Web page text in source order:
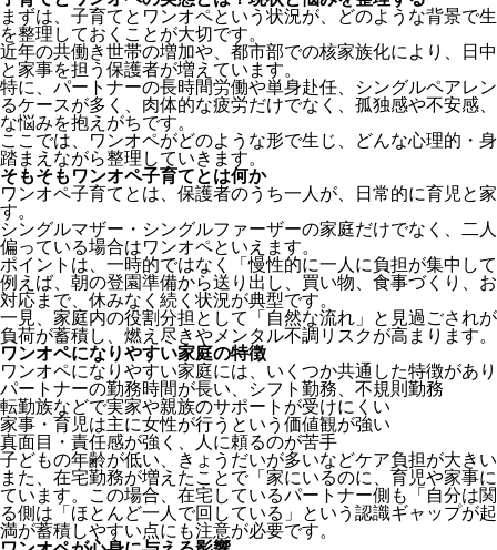
まずは、子育てとワンオペという状況が、どのような背景で
を整理しておくことが大切です。
近年の共働き世帯の増加や、都市部での核家族化により、日
と家事を担う保護者が増えています。
特に、パートナーの長時間労働や単身赴任、シングルペアレ
るケースが多く、肉体的な疲労だけでなく、孤独感や不安感
な悩みを抱えがちです。
ここでは、ワンオペがどのような形で生じ、どんな心理的・
踏まえながら整理していきます。
そもそもワンオペ子育てとは何か
ワンオペ子育てとは、保護者のうち一人が、日常的に育児と
す。
シングルマザー・シングルファーザーの家庭だけでなく、二
偏っている場合はワンオペといえます。
ポイントは、一時的ではなく「慢性的に一人に負担が集中し
例えば、朝の登園準備から送り出し、買い物、食事づくり、
対応まで、休みなく続く状況が典型です。
一見、家庭内の役割分担として「自然な流れ」と見過ごされ
負荷が蓄積し、燃え尽きやメンタル不調リスクが高まります。
ワンオペになりやすい家庭の特徴
ワンオペになりやすい家庭には、いくつか共通した特徴があ
パートナーの勤務時間が長い、シフト勤務、不規則勤務
転勤族などで実家や親族のサポートが受けにくい
家事・育児は主に女性が行うという価値観が強い
真面目・責任感が強く、人に頼るのが苦手
子どもの年齢が低い、きょうだいが多いなどケア負担が大きい
また、在宅勤務が増えたことで「家にいるのに、育児や家事
ています。この場合、在宅しているパートナー側も「自分は
る側は「ほとんど一人で回している」という認識ギャップが
満が蓄積しやすい点にも注意が必要です。